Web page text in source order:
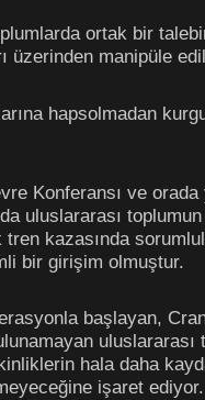
ortak bir
üzerinden manipüle
hapsolmadan
Konferansı ve
uluslararası
kazasında
bir girişim olmuştur.
başlayan,
uluslararası
hala daha
işaret ediyor.